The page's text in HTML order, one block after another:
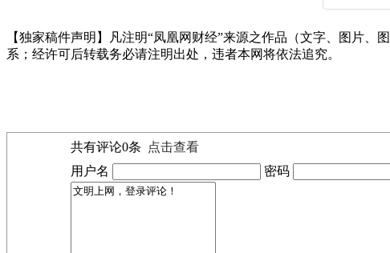
【独家稿件声明】凡注明“凤凰网财经”来源之作品（文字、图片
系；经许可后转载务必请注明出处，违者本网将依法追究。
共有评论0条
点击查看
用户名
密码